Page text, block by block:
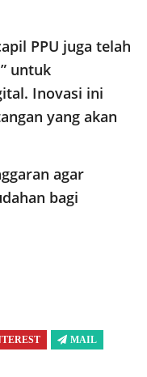
PPU juga telah
untuk
Inovasi ini
yang akan
agar
bagi
MAIL